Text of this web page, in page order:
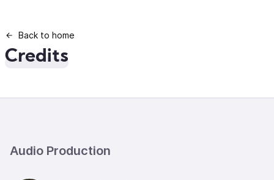
Back to home
Credits
Audio Production